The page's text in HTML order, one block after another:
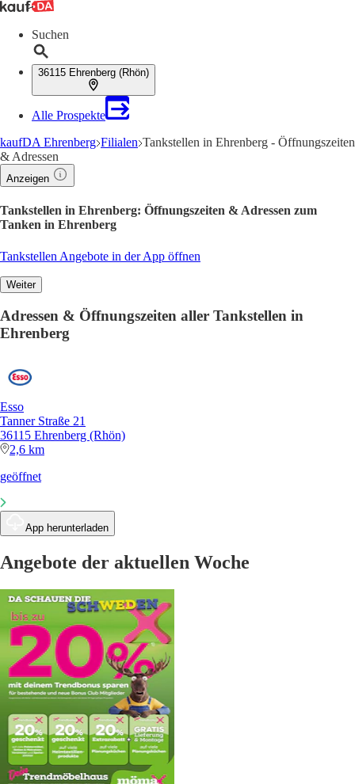
Suchen
36115 Ehrenberg (Rhön)
Alle Prospekte
kaufDA Ehrenberg Filialen Tankstellen in Ehrenberg - Öffnungszeiten
& Adressen
Anzeigen
Tankstellen in Ehrenberg: Öffnungszeiten & Adressen zum
Tanken in Ehrenberg
Tankstellen Angebote in der App öffnen
Weiter
Adressen & Öffnungszeiten aller Tankstellen in
Ehrenberg
Esso
Tanner Straße 21
36115 Ehrenberg (Rhön)
2,6 km
geöffnet
App herunterladen
Angebote der aktuellen Woche